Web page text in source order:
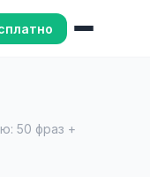
50 фраз +